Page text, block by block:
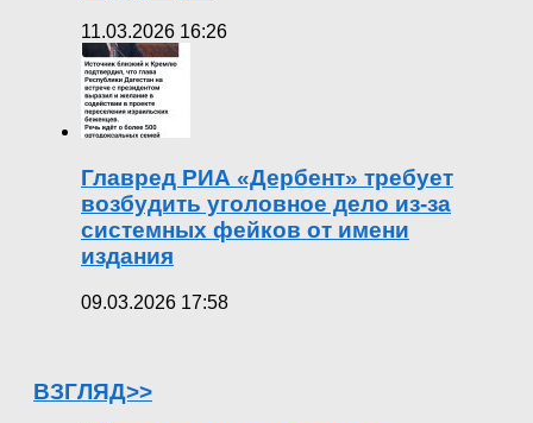
11.03.2026 16:26
Главред РИА «Дербент» требует
возбудить уголовное дело из-за
системных фейков от имени
издания
09.03.2026 17:58
ВЗГЛЯД>>